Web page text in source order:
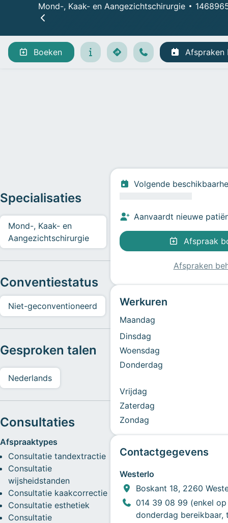
Mond-, Kaak- en Aangezichtschirurgie
Afspraken beheren
Boeken Afspraken
Specialisaties
Mond-, Kaak- en
Aangezichtschirurgie
Conventiestatus
Niet-geconventioneerd
Gesproken talen
Nederlands
Consultaties
Afspraaktypes
Consultatie tandextractie
Consultatie
wijsheidstanden
Consultatie kaakcorrectie
Consultatie esthetiek
Consultatie
Volgende
Aanvaardt nieuwe
Afspraak
Afspraken
Werkuren
Maandag
Dinsdag
Woensdag
Donderdag
Vrijdag
Zaterdag
Zondag
Contactgegevens
Westerlo
Boskant 18, 2260
014 39 08 99 (enkel
donderdag bereikbaar,